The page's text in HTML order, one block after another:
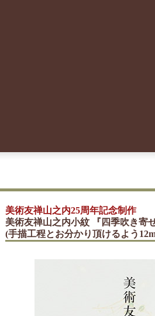
美術友禅山之内25周年記念制作
美術友禅山之内小紋 『四季吹き寄
(手描工程とお分かり頂けるよう